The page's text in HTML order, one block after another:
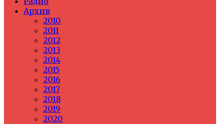
Архив
2010
2011
2012
2013
2014
2015
2016
2017
2018
2019
2020